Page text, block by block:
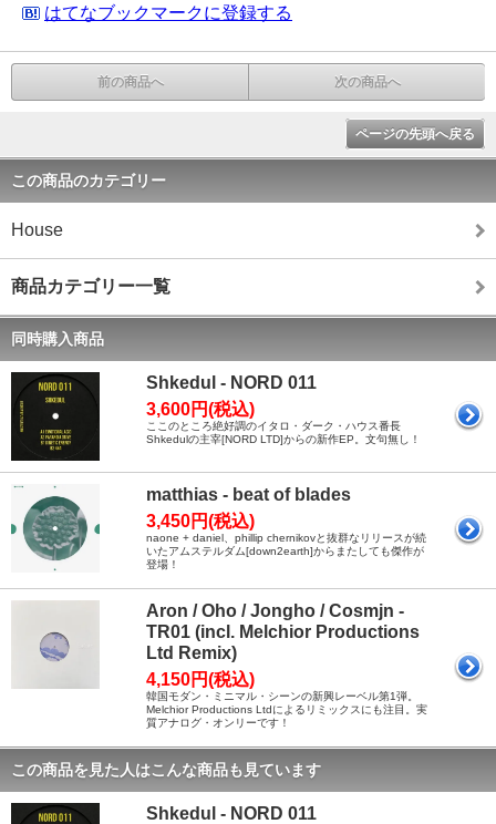
はてなブックマークに登録する
前の商品へ 次の商品へ
ページの先頭へ戻る
この商品のカテゴリー
House
商品カテゴリー一覧
同時購入商品
Shkedul - NORD 011
3,600円(税込)
ここのところ絶好調のイタロ・ダーク・ハウス番長
Shkedulの主宰[NORD LTD]からの新作EP。文句無し！
matthias - beat of blades
3,450円(税込)
naone + daniel、phillip chernikovと抜群なリリースが続
いたアムステルダム[down2earth]からまたしても傑作が
登場！
Aron / Oho / Jongho / Cosmjn -
TR01 (incl. Melchior Productions
Ltd Remix)
4,150円(税込)
韓国モダン・ミニマル・シーンの新興レーベル第1弾。
Melchior Productions Ltdによるリミックスにも注目。実
質アナログ・オンリーです！
この商品を見た人はこんな商品も見ています
Shkedul - NORD 011